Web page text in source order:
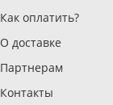
Как оплатить?
О доставке
Партнерам
Контакты